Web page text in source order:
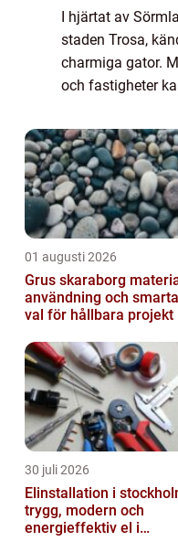
I hjärtat av
staden Trosa,
charmiga gator.
och fastigheter
man minst ...
01 augusti 2026
Grus skaraborg material,
användning och smarta
val för hållbara projekt
30 juli 2026
Elinstallation i
trygg, modern och
energieffektiv el i